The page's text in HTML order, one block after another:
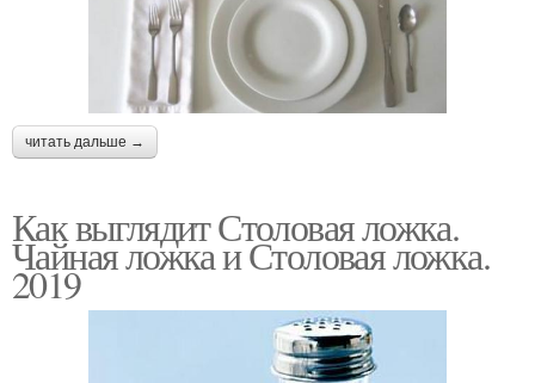
читать дальше →
Как выглядит Столовая ложка.
Чайная ложка и Столовая ложка.
2019